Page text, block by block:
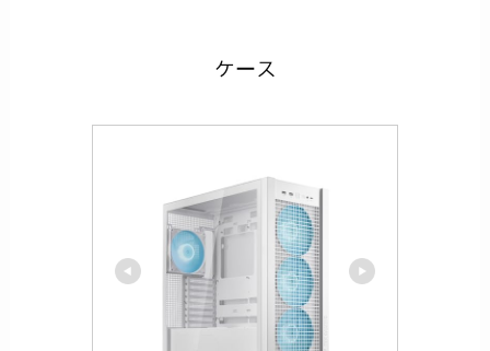
ケース